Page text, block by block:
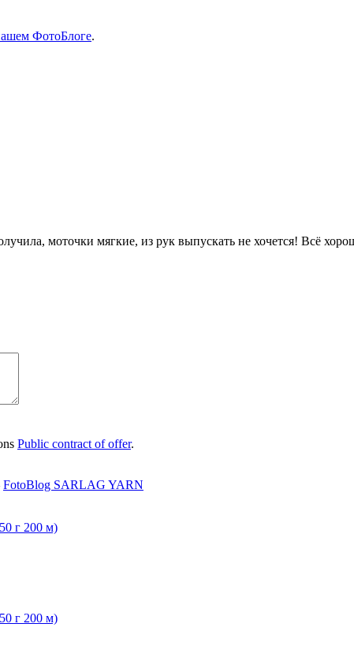
ФотоБлоге.
моточки мягкие, из рук выпускать не хочется! Всё
Public contract of offer.
FotoBlog SARLAG YARN
г 200 м)
г 200 м)